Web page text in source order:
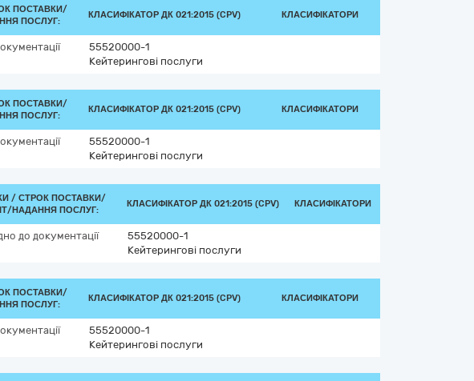
ПОСТАВКИ/
ПОСЛУГ:
КЛАСИФІКАТОР ДК 021:2015 (CPV) КЛАСИФІКАТОРИ
55520000-1
Кейтерингові послуги
ПОСТАВКИ/
ПОСЛУГ:
КЛАСИФІКАТОР ДК 021:2015 (CPV) КЛАСИФІКАТОРИ
55520000-1
Кейтерингові послуги
/ СТРОК ПОСТАВКИ/
НАДАННЯ ПОСЛУГ:
КЛАСИФІКАТОР ДК 021:2015 (CPV) КЛАСИФІКАТОРИ
до документації
55520000-1
Кейтерингові послуги
ПОСТАВКИ/
ПОСЛУГ:
КЛАСИФІКАТОР ДК 021:2015 (CPV) КЛАСИФІКАТОРИ
55520000-1
Кейтерингові послуги